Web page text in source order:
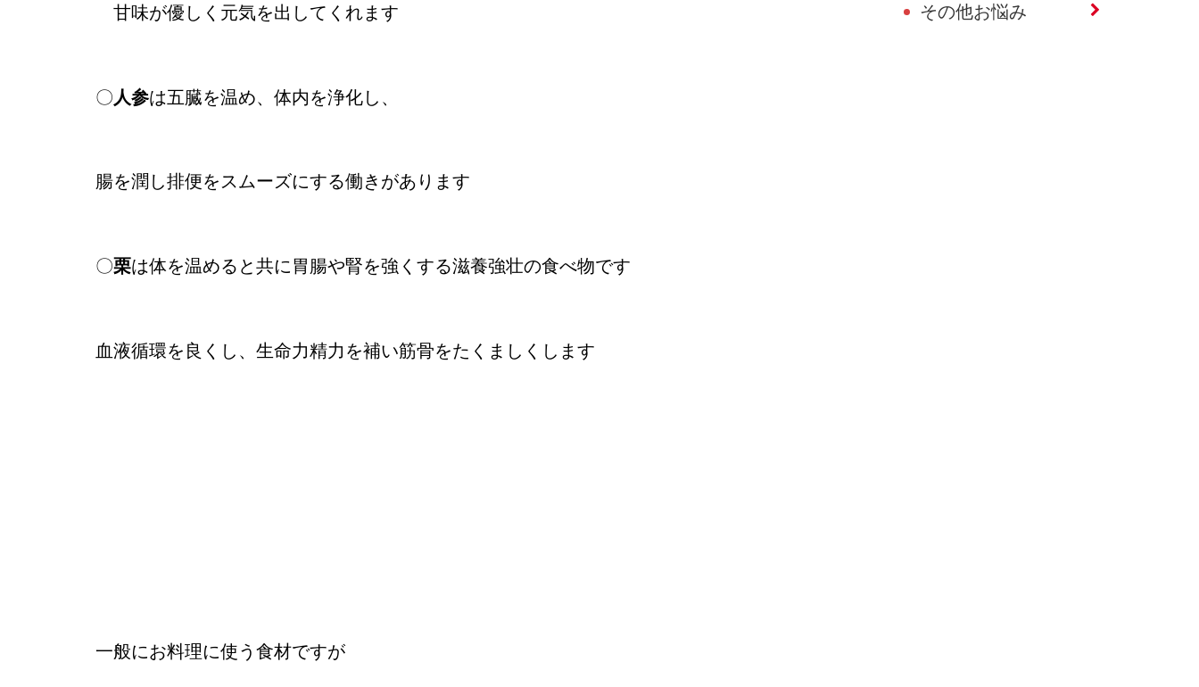
甘味が優しく元気を出してくれます
〇人参は五臓を温め、体内を浄化し、
腸を潤し排便をスムーズにする働きがあります
〇栗は体を温めると共に胃腸や腎を強くする滋養強壮の食べ物です
血液循環を良くし、生命力精力を補い筋骨をたくましくします
一般にお料理に使う食材ですが
その他お悩み